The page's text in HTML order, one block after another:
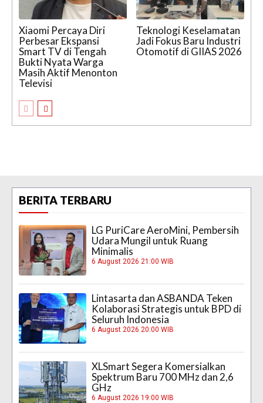
Xiaomi Percaya Diri
Perbesar Ekspansi
Smart TV di Tengah
Bukti Nyata Warga
Masih Aktif Menonton
Televisi
Teknologi Keselamatan
Jadi Fokus Baru Industri
Otomotif di GIIAS 2026
BERITA TERBARU
LG PuriCare AeroMini, Pembersih
Udara Mungil untuk Ruang
Minimalis
6 August 2026 21:00 WIB
Lintasarta dan ASBANDA Teken
Kolaborasi Strategis untuk BPD di
Seluruh Indonesia
6 August 2026 20:00 WIB
XLSmart Segera Komersialkan
Spektrum Baru 700 MHz dan 2,6
GHz
6 August 2026 19:00 WIB